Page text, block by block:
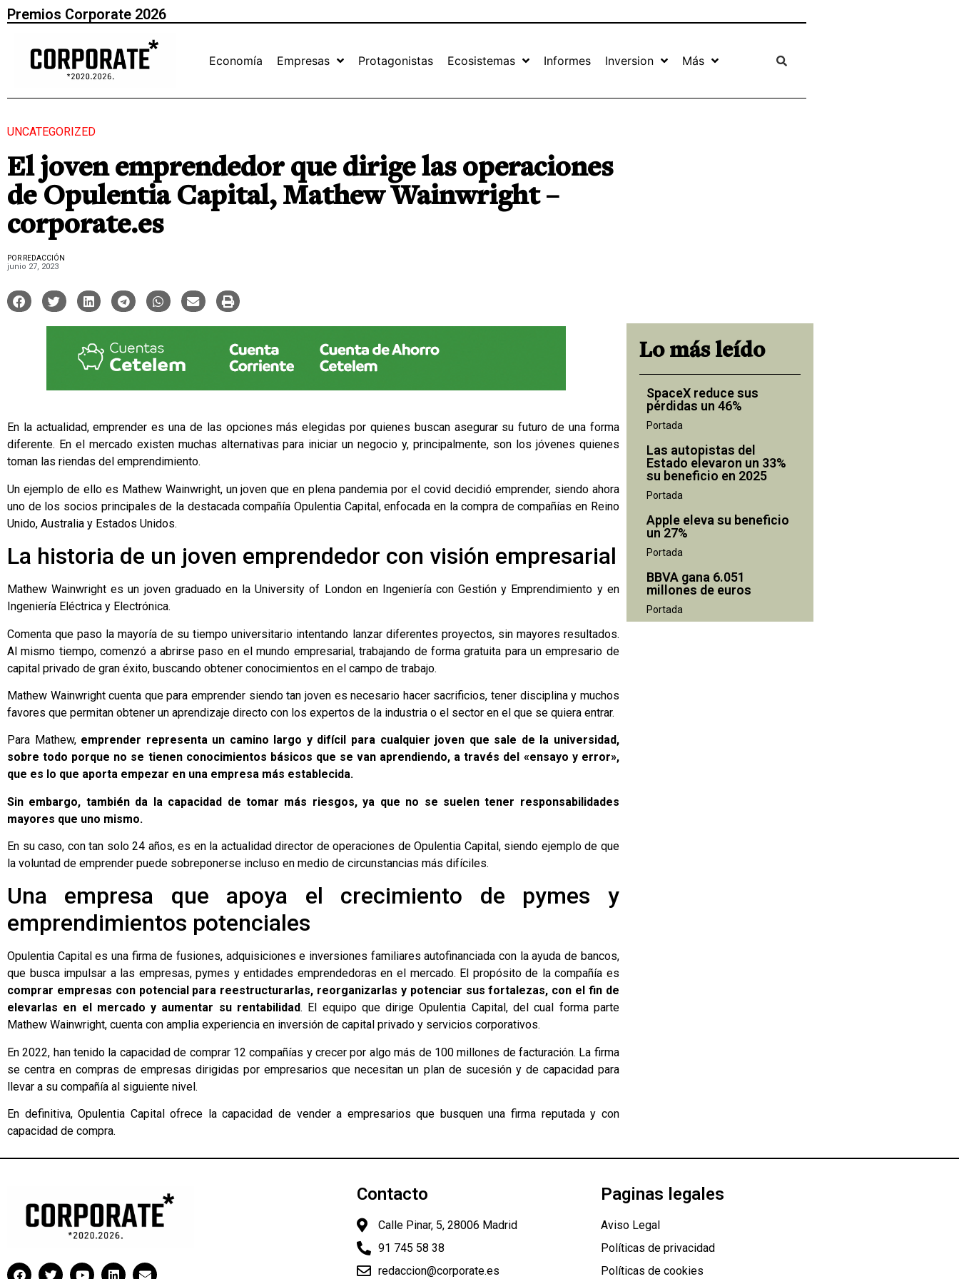
Premios Corporate 2026
Economía Empresas Protagonistas Ecosistemas Informes Inversion Más
UNCATEGORIZED
El joven emprendedor que dirige las operaciones
de Opulentia Capital, Mathew Wainwright –
corporate.es
POR REDACCIÓN
junio 27, 2023
En la actualidad, emprender es una de las opciones más elegidas por quienes buscan asegurar su futuro de una forma
diferente. En el mercado existen muchas alternativas para iniciar un negocio y, principalmente, son los jóvenes quienes
toman las riendas del emprendimiento.
Un ejemplo de ello es Mathew Wainwright, un joven que en plena pandemia por el covid decidió emprender, siendo ahora
uno de los socios principales de la destacada compañía Opulentia Capital, enfocada en la compra de compañías en Reino
Unido, Australia y Estados Unidos.
La historia de un joven emprendedor con visión empresarial
Mathew Wainwright es un joven graduado en la University of London en Ingeniería con Gestión y Emprendimiento y en
Ingeniería Eléctrica y Electrónica.
Comenta que paso la mayoría de su tiempo universitario intentando lanzar diferentes proyectos, sin mayores resultados.
Al mismo tiempo, comenzó a abrirse paso en el mundo empresarial, trabajando de forma gratuita para un empresario de
capital privado de gran éxito, buscando obtener conocimientos en el campo de trabajo.
Mathew Wainwright cuenta que para emprender siendo tan joven es necesario hacer sacrificios, tener disciplina y muchos
favores que permitan obtener un aprendizaje directo con los expertos de la industria o el sector en el que se quiera entrar.
Para Mathew, emprender representa un camino largo y difícil para cualquier joven que sale de la universidad,
sobre todo porque no se tienen conocimientos básicos que se van aprendiendo, a través del «ensayo y error»,
que es lo que aporta empezar en una empresa más establecida.
Sin embargo, también da la capacidad de tomar más riesgos, ya que no se suelen tener responsabilidades
mayores que uno mismo.
En su caso, con tan solo 24 años, es en la actualidad director de operaciones de Opulentia Capital, siendo ejemplo de que
la voluntad de emprender puede sobreponerse incluso en medio de circunstancias más difíciles.
Una empresa que apoya el crecimiento de pymes y
emprendimientos potenciales
Opulentia Capital es una firma de fusiones, adquisiciones e inversiones familiares autofinanciada con la ayuda de bancos,
que busca impulsar a las empresas, pymes y entidades emprendedoras en el mercado. El propósito de la compañía es
comprar empresas con potencial para reestructurarlas, reorganizarlas y potenciar sus fortalezas, con el fin de
elevarlas en el mercado y aumentar su rentabilidad. El equipo que dirige Opulentia Capital, del cual forma parte
Mathew Wainwright, cuenta con amplia experiencia en inversión de capital privado y servicios corporativos.
En 2022, han tenido la capacidad de comprar 12 compañías y crecer por algo más de 100 millones de facturación. La firma
se centra en compras de empresas dirigidas por empresarios que necesitan un plan de sucesión y de capacidad para
llevar a su compañía al siguiente nivel.
En definitiva, Opulentia Capital ofrece la capacidad de vender a empresarios que busquen una firma reputada y con
capacidad de compra.
Lo más leído
SpaceX reduce sus
pérdidas un 46%
Portada
Las autopistas del
Estado elevaron un 33%
su beneficio en 2025
Portada
Apple eleva su beneficio
un 27%
Portada
BBVA gana 6.051
millones de euros
Portada
Contacto
Calle Pinar, 5, 28006 Madrid
91 745 58 38
redaccion@corporate.es
Paginas legales
Aviso Legal
Políticas de privacidad
Políticas de cookies